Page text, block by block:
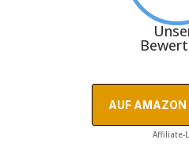
AUF AMAZON
Affiliate-